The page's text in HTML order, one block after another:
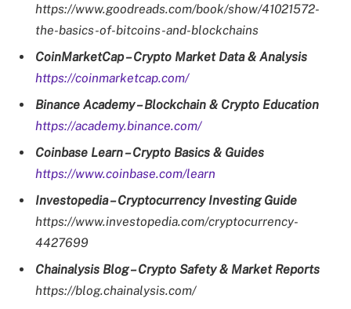
https://www.goodreads.com/book/show/41021572-
the-basics-of-bitcoins-and-blockchains
CoinMarketCap – Crypto Market Data & Analysis
https://coinmarketcap.com/
Binance Academy – Blockchain & Crypto Education
https://academy.binance.com/
Coinbase Learn – Crypto Basics & Guides
https://www.coinbase.com/learn
Investopedia – Cryptocurrency Investing Guide
https://www.investopedia.com/cryptocurrency-
4427699
Chainalysis Blog – Crypto Safety & Market Reports
https://blog.chainalysis.com/